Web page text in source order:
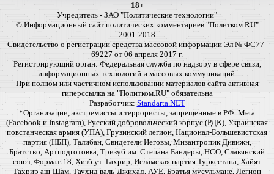
18+
Учредитель - ЗАО "Политические технологии"
© Информационный сайт политических комментариев "Политком.RU"
2001-2018
Свидетельство о регистрации средства массовой информации Эл № ФС77-
69227 от 06 апреля 2017 г.
Регистрирующий орган: Федеральная служба по надзору в сфере связи,
информационных технологий и массовых коммуникаций.
При полном или частичном использовании материалов сайта активная
гиперссылка на "Политком.RU" обязательна
Разработчик: Standarta.NET
*Организации, экстремисты и террористы, запрещенные в РФ: Meta
(Facebook и Instagram), Русский добровольческий корпус (РДК), Украинская
повстанческая армия (УПА), Грузинский легион, Национал-Большевистская
партия (НБП), Талибан, Свидетели Иеговы, Мизантропик Дивижн,
Братство, Артподготовка, Тризуб им. Степана Бандеры, НСО, Славянский
союз, Формат-18, Хизб ут-Тахрир, Исламская партия Туркестана, Хайят
Тахрир аш-Шам, Таухид валь-Джихад, АУЕ, Братья мусульмане, Легион